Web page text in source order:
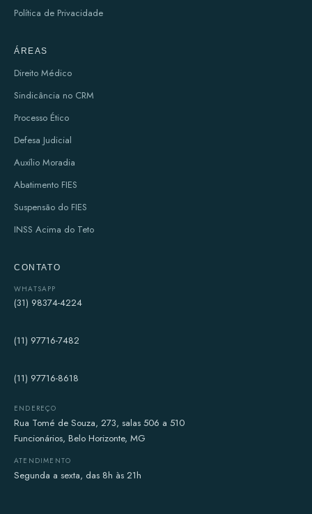
Política de Privacidade
ÁREAS
Direito Médico
Sindicância no CRM
Processo Ético
Defesa Judicial
Auxílio Moradia
Abatimento FIES
Suspensão do FIES
INSS Acima do Teto
CONTATO
WHATSAPP
(31) 98374-4224
(11) 97716-7482
(11) 97716-8618
ENDEREÇO
Rua Tomé de Souza, 273, salas 506 a 510
Funcionários, Belo Horizonte, MG
ATENDIMENTO
Segunda a sexta, das 8h às 21h